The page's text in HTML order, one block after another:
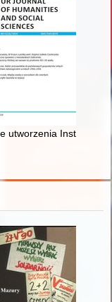
horse courtiers of king
utworzenia Instytutu
dla absolwentów